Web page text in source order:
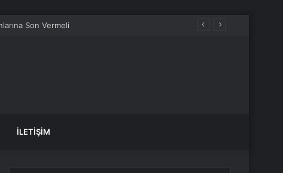
İLETIŞIM